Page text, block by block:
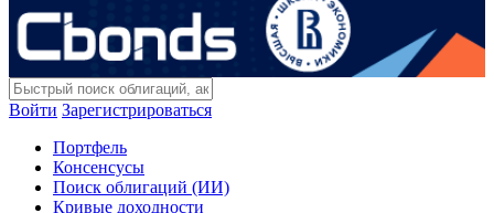
Войти Зарегистрироваться
Портфель
Консенсусы
Поиск облигаций (ИИ)
Кривые доходности